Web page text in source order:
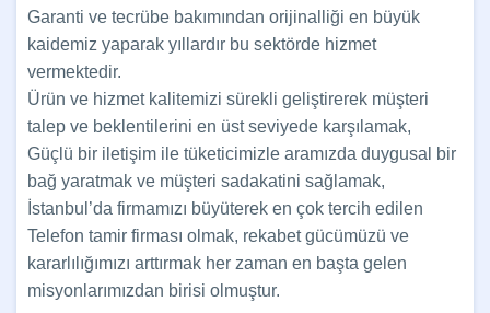
Garanti ve tecrübe bakımından orijinalliği en büyük
kaidemiz yaparak yıllardır bu sektörde hizmet
vermektedir.
Ürün ve hizmet kalitemizi sürekli geliştirerek müşteri
talep ve beklentilerini en üst seviyede karşılamak,
Güçlü bir iletişim ile tüketicimizle aramızda duygusal bir
bağ yaratmak ve müşteri sadakatini sağlamak,
İstanbul’da firmamızı büyüterek en çok tercih edilen
Telefon tamir firması olmak, rekabet gücümüzü ve
kararlılığımızı arttırmak her zaman en başta gelen
misyonlarımızdan birisi olmuştur.